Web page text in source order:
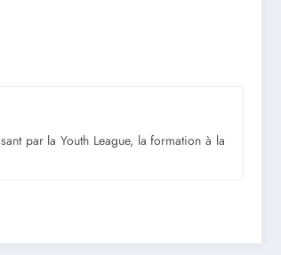
par la Youth League, la formation à la